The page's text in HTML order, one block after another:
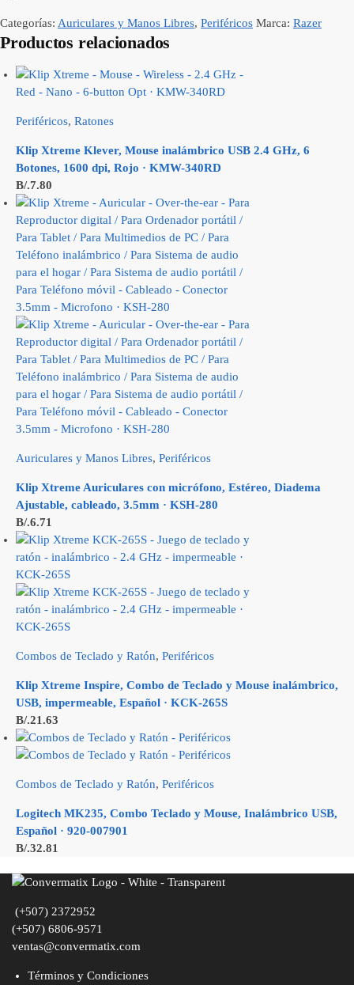
Categorías: Auriculares y Manos Libres, Periféricos Marca: Razer
Productos relacionados
Periféricos, Ratones
Klip Xtreme Klever, Mouse inalámbrico USB 2.4 GHz, 6
Botones, 1600 dpi, Rojo · KMW-340RD
B/.7.80
Auriculares y Manos Libres, Periféricos
Klip Xtreme Auriculares con micrófono, Estéreo, Diadema
Ajustable, cableado, 3.5mm · KSH-280
B/.6.71
Combos de Teclado y Ratón, Periféricos
Klip Xtreme Inspire, Combo de Teclado y Mouse inalámbrico,
USB, impermeable, Español · KCK-265S
B/.21.63
Combos de Teclado y Ratón, Periféricos
Logitech MK235, Combo Teclado y Mouse, Inalámbrico USB,
Español · 920-007901
B/.32.81
(+507) 2372952
(+507) 6806-9571
ventas@convermatix.com
Términos y Condiciones